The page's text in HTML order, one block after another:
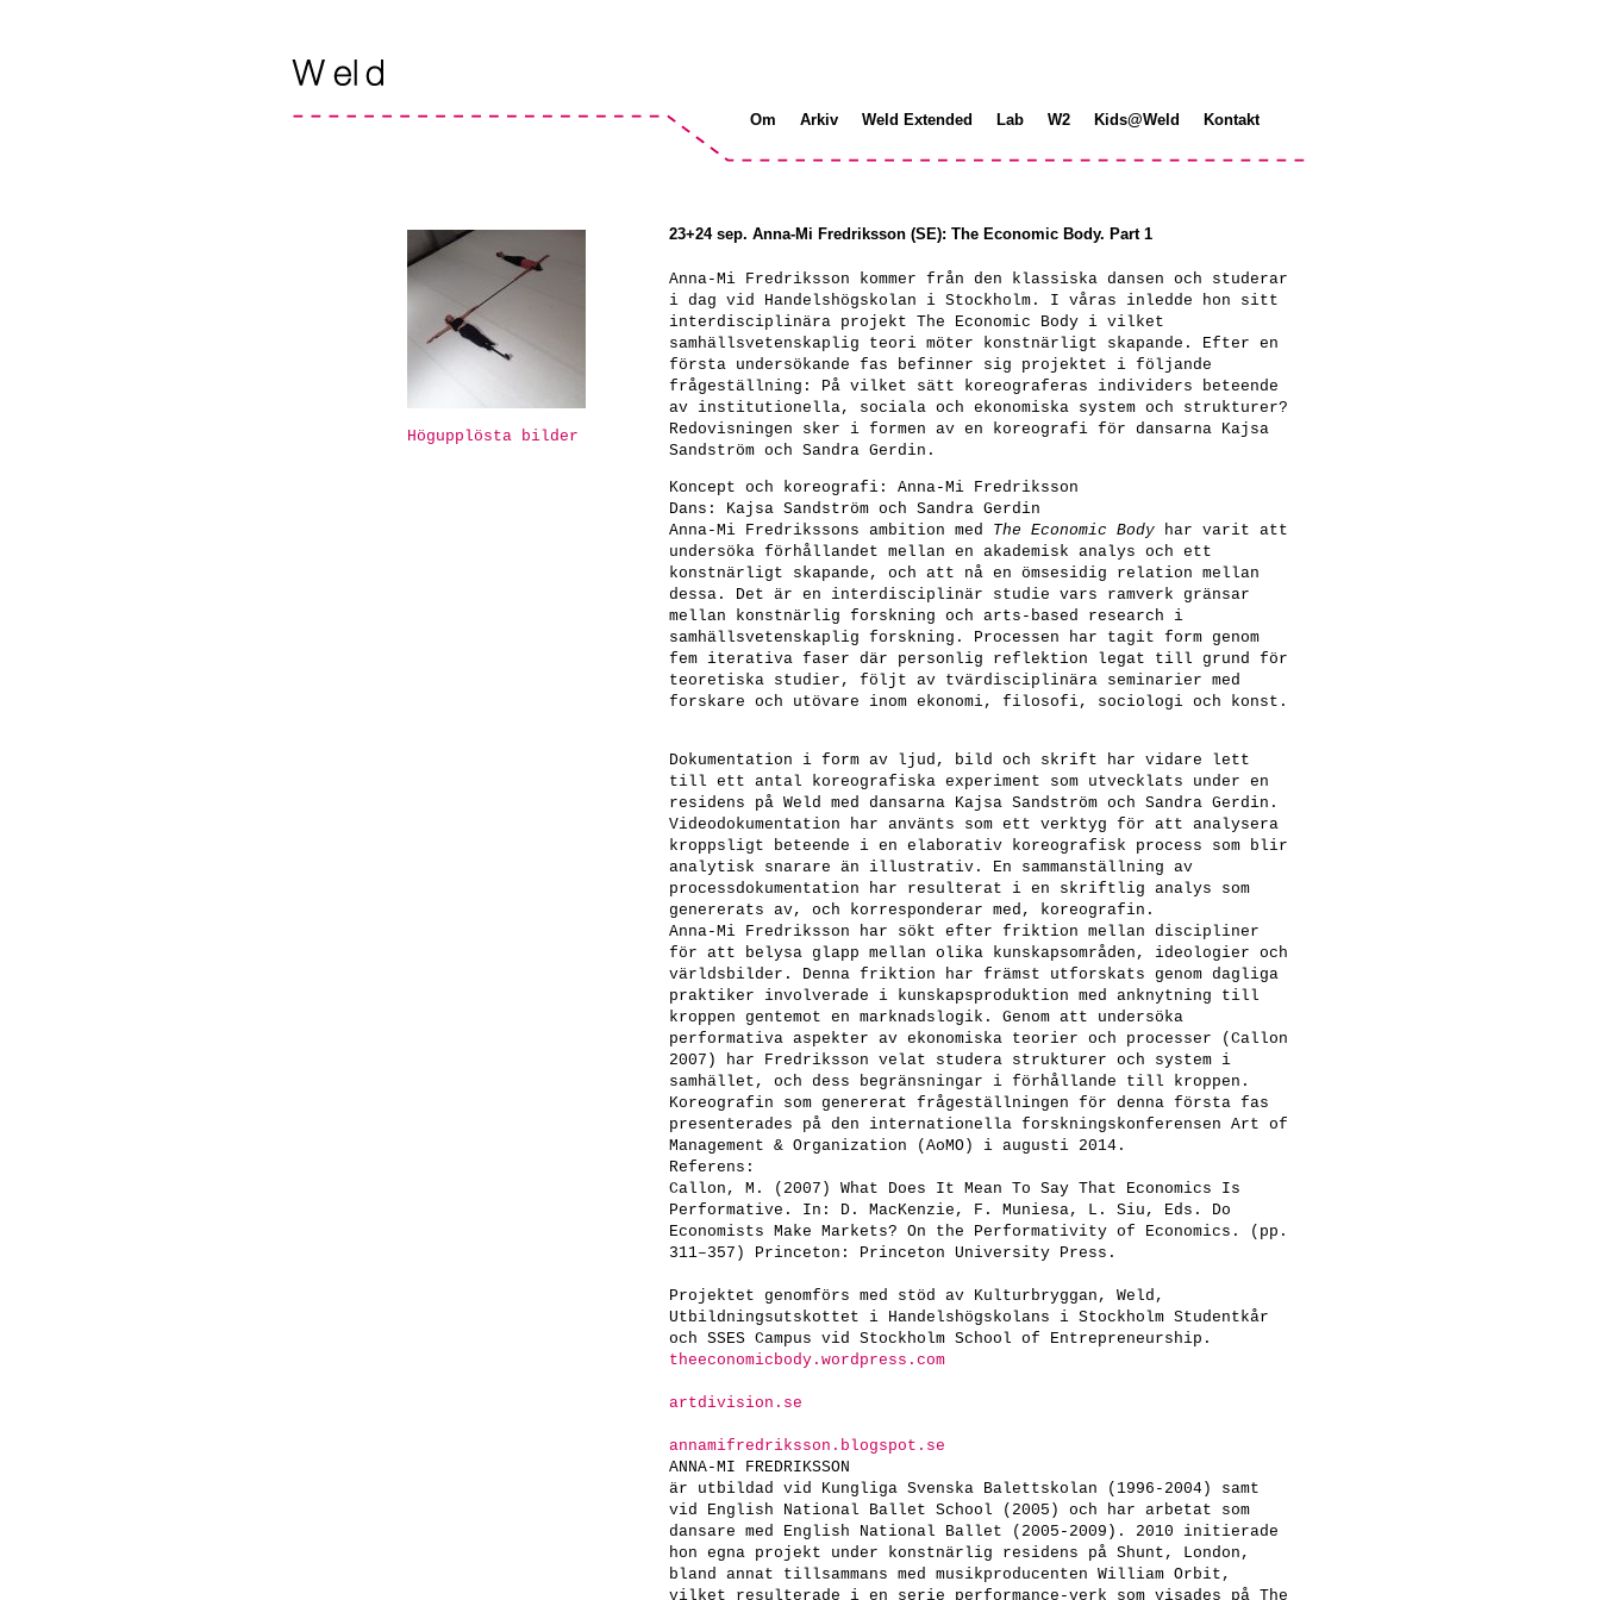
Om Arkiv Weld Extended Lab W2 Kids@Weld Kontakt
Högupplösta bilder
23+24 sep. Anna-Mi Fredriksson (SE): The Economic Body. Part 1
Anna-Mi Fredriksson kommer från den klassiska dansen och studerar
i dag vid Handelshögskolan i Stockholm. I våras inledde hon sitt
interdisciplinära projekt The Economic Body i vilket
samhällsvetenskaplig teori möter konstnärligt skapande. Efter en
första undersökande fas befinner sig projektet i följande
frågeställning: På vilket sätt koreograferas individers beteende
av institutionella, sociala och ekonomiska system och strukturer?
Redovisningen sker i formen av en koreografi för dansarna Kajsa
Sandström och Sandra Gerdin.
Koncept och koreografi:
Anna-Mi Fredriksson
Dans:
Kajsa Sandström och Sandra Gerdin
Anna-Mi Fredrikssons ambition med The Economic Body har varit att
undersöka förhållandet mellan en akademisk analys och ett
konstnärligt skapande, och att nå en ömsesidig relation mellan
dessa. Det är en interdisciplinär studie vars ramverk gränsar
mellan konstnärlig forskning och arts-based research i
samhällsvetenskaplig forskning. Processen har tagit form genom
fem iterativa faser där personlig reflektion legat till grund för
teoretiska studier, följt av tvärdisciplinära seminarier med
forskare och utövare inom ekonomi, filosofi, sociologi och konst.
Dokumentation i form av ljud, bild och skrift har vidare lett
till ett antal koreografiska experiment som utvecklats under en
residens på Weld med dansarna Kajsa Sandström och Sandra Gerdin.
Videodokumentation har använts som ett verktyg för att analysera
kroppsligt beteende i en elaborativ koreografisk process som blir
analytisk snarare än illustrativ. En sammanställning av
processdokumentation har resulterat i en skriftlig analys som
genererats av, och korresponderar med, koreografin.
Anna-Mi Fredriksson har sökt efter friktion mellan discipliner
för att belysa glapp mellan olika kunskapsområden, ideologier och
världsbilder. Denna friktion har främst utforskats genom dagliga
praktiker involverade i kunskapsproduktion med anknytning till
kroppen gentemot en marknadslogik. Genom att undersöka
performativa aspekter av ekonomiska teorier och processer (Callon
2007) har Fredriksson velat studera strukturer och system i
samhället, och dess begränsningar i förhållande till kroppen.
Koreografin som genererat frågeställningen för denna första fas
presenterades på den internationella forskningskonferensen Art of
Management & Organization (AoMO) i augusti 2014.
Referens:
Callon, M. (2007) What Does It Mean To Say That Economics Is
Performative. In: D. MacKenzie, F. Muniesa, L. Siu, Eds. Do
Economists Make Markets? On the Performativity of Economics. (pp.
311–357) Princeton: Princeton University Press.
Projektet genomförs med stöd av Kulturbryggan, Weld,
Utbildningsutskottet i Handelshögskolans i Stockholm Studentkår
och SSES Campus vid Stockholm School of Entrepreneurship.
theeconomicbody.wordpress.com
artdivision.se
annamifredriksson.blogspot.se
ANNA-MI FREDRIKSSON
är utbildad vid Kungliga Svenska Balettskolan (1996-2004) samt
vid English National Ballet School (2005) och har arbetat som
dansare med English National Ballet (2005-2009). 2010 initierade
hon egna projekt under konstnärlig residens på Shunt, London,
bland annat tillsammans med musikproducenten William Orbit ,
vilket resulterade i en serie performance-verk som visades på The